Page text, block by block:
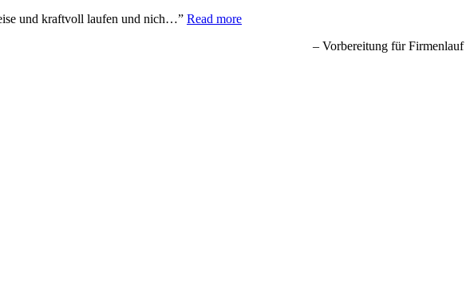
und kraftvoll laufen und nich…
Read more
Vorbereitung für Firmenlauf